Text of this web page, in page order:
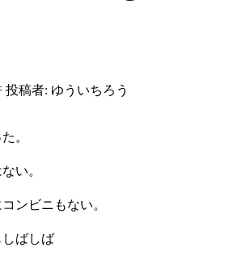
投稿者: ゆういちろう
。
い。
ンビニもない。
ばしば